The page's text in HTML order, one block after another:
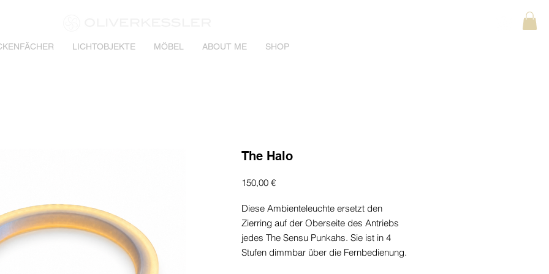
LICHTOBJEKTE MÖBEL ABOUT ME SHOP
The Halo
150,00 €Preis
Diese Ambienteleuchte ersetzt den
Zierring auf der Oberseite des Antriebs
jedes The Sensu Punkahs. Sie ist in 4
Stufen dimmbar über die Fernbedienung.